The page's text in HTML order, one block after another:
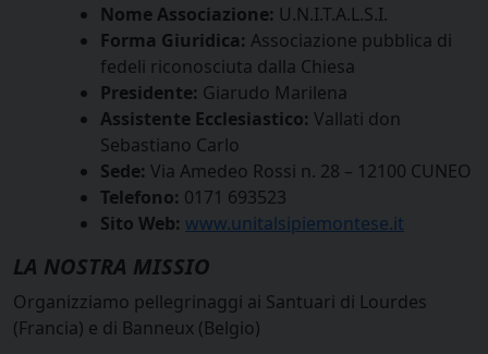
Nome Associazione: U.N.I.T.A.L.S.I.
Forma Giuridica: Associazione pubblica di
fedeli riconosciuta dalla Chiesa
Presidente: Giarudo Marilena
Assistente Ecclesiastico: Vallati don
Sebastiano Carlo
Sede: Via Amedeo Rossi n. 28 – 12100 CUNEO
Telefono: 0171 693523
Sito Web: www.unitalsipiemontese.it
LA NOSTRA MISSIO
Organizziamo pellegrinaggi ai Santuari di Lourdes
(Francia) e di Banneux (Belgio)